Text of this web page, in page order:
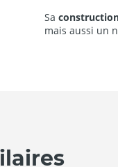
Sa
mais aussi un